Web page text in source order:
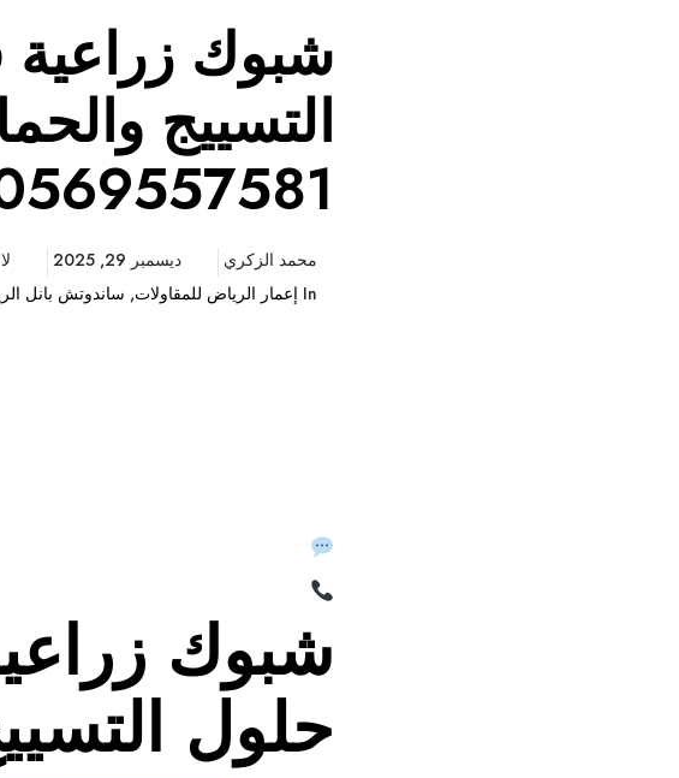
شبوك
التسييج
محمد الزكري ديسمبر 29, 2025
In إعمار الرياض للمقاولات, ساندوتش بانل
شبوك
حلول